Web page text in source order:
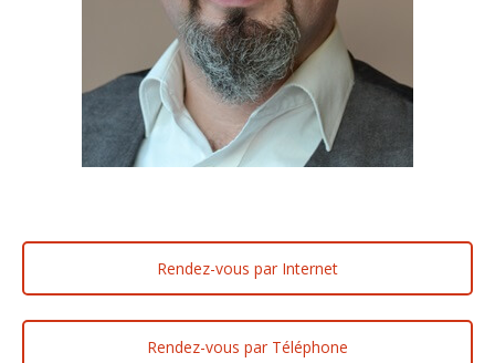
Rendez-vous par Internet
Rendez-vous par Téléphone